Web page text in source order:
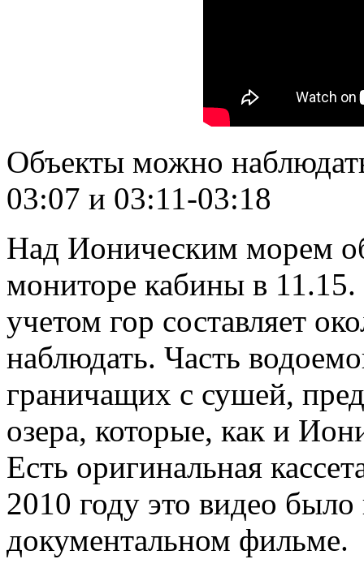
Объекты можно
03:07 и 03:11-03:18
Над Ионическим морем
мониторе кабины в 11.15.
учетом гор составляет
наблюдать. Часть
граничащих с сушей,
озера, которые, как и
Есть оригинальная
2010 году это видео было
документальном фильме.